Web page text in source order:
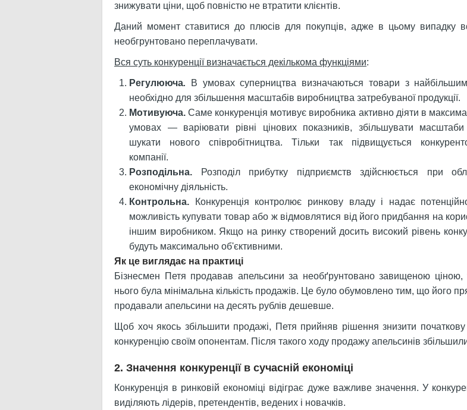
знижувати ціни, щоб повністю не втратити клієнтів.
Даний момент ставитися до плюсів для покупців, адже в цьому випадку
необгрунтовано переплачувати.
Вся суть конкуренції визначається декількома функціями:
Регулююча.
В умовах суперництва визначаються товари з
необхідно для збільшення масштабів виробництва затребуваної продукції.
Мотивуюча.Саме конкуренція мотивує виробника активно діяти в
умовах — варіювати рівні цінових показників, збільшувати
шукати нового співробітництва. Тільки так підвищується
компанії.
Розподільна.
Розподіл прибутку підприємств здійснюється при
економічну діяльність.
Контрольна.
Конкуренція контролює ринкову владу і надає
можливість купувати товар або ж відмовлятися від його придбання на
іншим виробником. Якщо на ринку створений досить високий рівень
будуть максимально об'єктивними.
Як це виглядає на практиці
Бізнесмен Петя продавав апельсини за необґрунтовано завищеною
нього була мінімальна кількість продажів. Це було обумовлено тим, що його
продавали апельсини на десять рублів дешевше.
Щоб хоч якось збільшити продажі, Петя прийняв рішення знизити початкову
конкуренцію своїм опонентам. Після такого ходу продажу апельсинів
2. Значення конкуренції в сучасній економіці
Конкуренція в ринковій економіці відіграє дуже важливе значення. У
виділяють лідерів, претендентів, ведених і новачків.